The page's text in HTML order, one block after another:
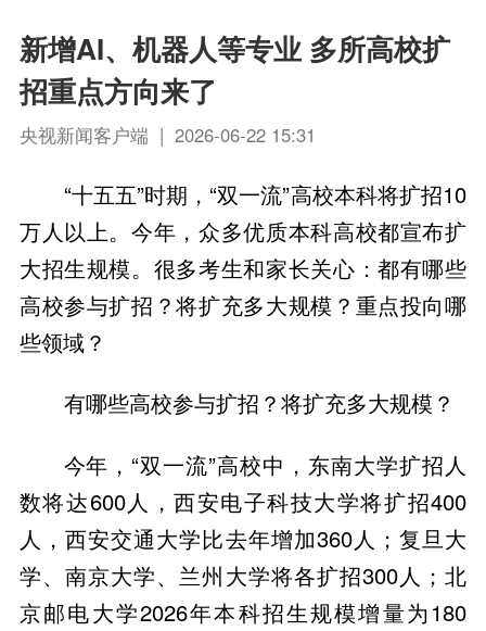
新增AI、机器人等专业 多所高校扩
招重点方向来了
央视新闻客户端 | 2026-06-22 15:31
“十五五”时期，“双一流”高校本科将扩招10
万人以上。今年，众多优质本科高校都宣布扩
大招生规模。很多考生和家长关心：都有哪些
高校参与扩招？将扩充多大规模？重点投向哪
些领域？
有哪些高校参与扩招？将扩充多大规模？
今年，“双一流”高校中，东南大学扩招人
数将达600人，西安电子科技大学将扩招400
人，西安交通大学比去年增加360人；复旦大
学、南京大学、兰州大学将各扩招300人；北
京邮电大学2026年本科招生规模增量为180